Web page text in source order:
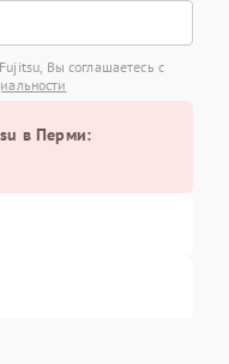
Вы соглашаетесь с
в Перми: